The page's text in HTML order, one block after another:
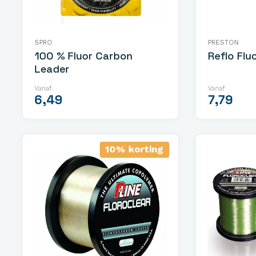
SPRO
100 % Fluor Carbon
Leader
Vanaf
6,49
PRESTON
Reflo
Vanaf
7,79
10% korting